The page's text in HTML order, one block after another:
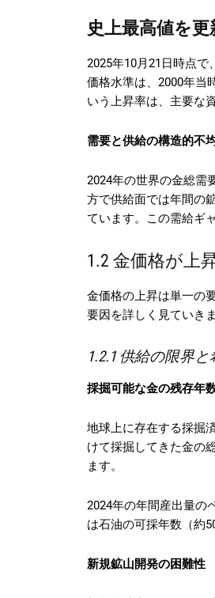
史上最高値を
2025年10月21日時点で
価格水準は、2000年当
いう上昇率は、主要な
需要と供給の構造的不
2024年の世界の金総需
方で供給面では年間の
ています。この需給ギ
1.2 金価格が上
金価格の上昇は単一の
要因を詳しく見ていき
1.2.1 供給の限界
採掘可能な金の残存年
地球上に存在する採掘
けて採掘してきた金の
ます。
2024年の年間産出量の
は石油の可採年数（約
新規鉱山開発の困難性